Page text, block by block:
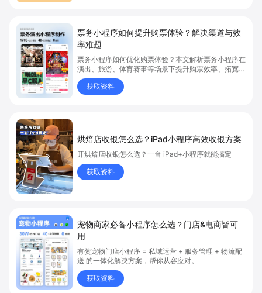
票务小程序如何提升购票体验？解决渠道与效
率难题
票务小程序如何优化购票体验？本文解析票务小程序在
演出、旅游、体育赛事等场景下提升购票效率、拓宽销
售渠道、实现会员精准营销的具体方式。关键词包括
“票务小程序”、“购票体验”、“购票效率”。
获取资料
烘焙店收银怎么选？iPad小程序高效收银方案
开烘焙店收银怎么选？一台 iPad+小程序就能搞定
获取资料
宠物商家必备小程序怎么选？门店&电商皆可
用
有赞宠物门店小程序 = 私域运营 + 服务管理 + 物流配
送 的一体化解决方案，帮你从容应对。
获取资料